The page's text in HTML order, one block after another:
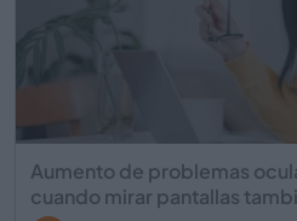
Aumento de problemas
cuando mirar pantallas